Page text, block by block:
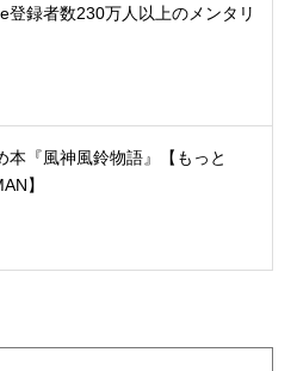
登録者数230万人以上のメンタリ
本『風神風鈴物語』【もっと
】